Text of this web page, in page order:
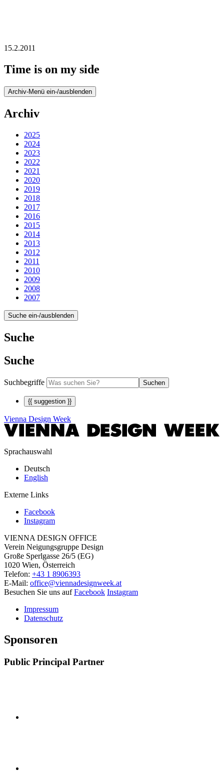
15.2.2011
Time is on my side
Archiv-Menü ein-/ausblenden
Archiv
2025
2024
2023
2022
2021
2020
2019
2018
2017
2016
2015
2014
2013
2012
2011
2010
2009
2008
2007
Suche ein-/ausblenden
Suche
Suche
Suchbegriffe Suchen
{{ suggestion }}
Vienna Design Week
Sprachauswahl
Deutsch
English
Externe Links
Facebook
Instagram
VIENNA DESIGN OFFICE
Verein Neigungsgruppe Design
Große Sperlgasse 26/5 (EG)
1020 Wien, Österreich
Telefon: +43 1 8906393
E-Mail: office@viennadesignweek.at
Besuchen Sie uns aufFacebook Instagram
Impressum
Datenschutz
Sponsoren
Public Principal Partner